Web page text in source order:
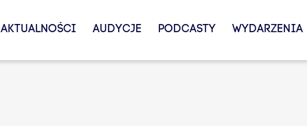
AKTUALNOŚCI AUDYCJE PODCASTY WYDARZENIA